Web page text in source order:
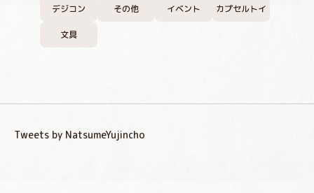
デジコン その他 イベント カプセルトイ
文具
Tweets by NatsumeYujincho